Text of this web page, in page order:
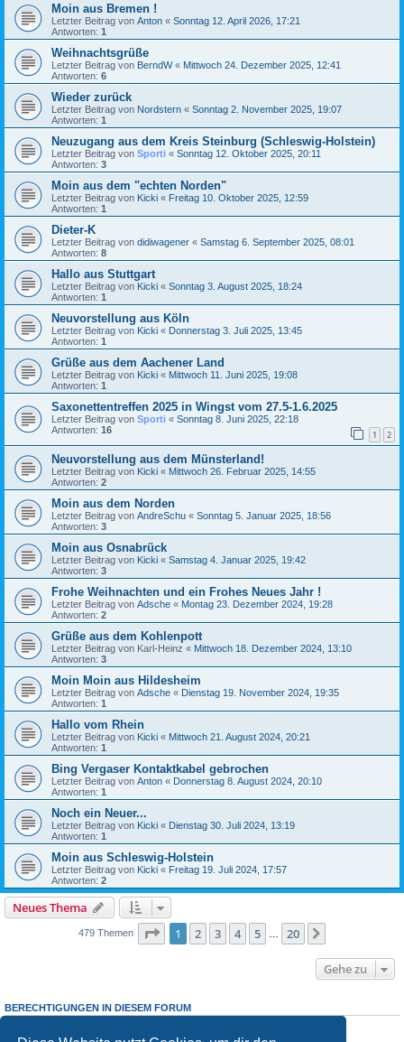
Moin aus Bremen !
Letzter Beitrag von Anton « Sonntag 12. April 2026, 17:21
Antworten: 1
Weihnachtsgrüße
Letzter Beitrag von BerndW« Mittwoch 24. Dezember 2025, 12:41
Antworten: 6
Wieder zurück
Letzter Beitrag von Nordstern « Sonntag 2. November 2025, 19:07
Antworten: 1
Neuzugang aus dem Kreis Steinburg (Schleswig-Holstein)
Letzter Beitrag von Sporti « Sonntag 12. Oktober 2025, 20:11
Antworten: 3
Moin aus dem "echten Norden"
Letzter Beitrag von Kicki « Freitag 10. Oktober 2025, 12:59
Antworten: 1
Dieter-K
Letzter Beitrag von didiwagener « Samstag 6. September 2025, 08:01
Antworten: 8
Hallo aus Stuttgart
Letzter Beitrag von Kicki « Sonntag 3. August 2025, 18:24
Antworten: 1
Neuvorstellung aus Köln
Letzter Beitrag von Kicki « Donnerstag 3. Juli 2025, 13:45
Antworten: 1
Grüße aus dem Aachener Land
Letzter Beitrag von Kicki « Mittwoch 11. Juni 2025, 19:08
Antworten: 1
Saxonettentreffen 2025 in Wingst vom 27.5-1.6.2025
Letzter Beitrag von Sporti « Sonntag 8. Juni 2025, 22:18
Antworten: 16 1 2
Neuvorstellung aus dem Münsterland!
Letzter Beitrag von Kicki « Mittwoch 26. Februar 2025, 14:55
Antworten: 2
Moin aus dem Norden
Letzter Beitrag von AndreSchu « Sonntag 5. Januar 2025, 18:56
Antworten: 3
Moin aus Osnabrück
Letzter Beitrag von Kicki « Samstag 4. Januar 2025, 19:42
Antworten: 3
Frohe Weihnachten und ein Frohes Neues Jahr !
Letzter Beitrag von Adsche « Montag 23. Dezember 2024, 19:28
Antworten: 2
Grüße aus dem Kohlenpott
Letzter Beitrag von Karl-Heinz « Mittwoch 18. Dezember 2024, 13:10
Antworten: 3
Moin Moin aus Hildesheim
Letzter Beitrag von Adsche « Dienstag 19. November 2024, 19:35
Antworten: 1
Hallo vom Rhein
Letzter Beitrag von Kicki « Mittwoch 21. August 2024, 20:21
Antworten: 1
Bing Vergaser Kontaktkabel gebrochen
Letzter Beitrag von Anton « Donnerstag 8. August 2024, 20:10
Antworten: 1
Noch ein Neuer...
Letzter Beitrag von Kicki « Dienstag 30. Juli 2024, 13:19
Antworten: 1
Moin aus Schleswig-Holstein
Letzter Beitrag von Kicki « Freitag 19. Juli 2024, 17:57
Antworten: 2
Neues Thema
479 Themen Seite 1von 20
1 2 3 4 5 20
Gehe zu
BERECHTIGUNGEN IN DIESEM FORUM
Du darfst
keine Antworten zu Themen in diesem Forum erstellen.